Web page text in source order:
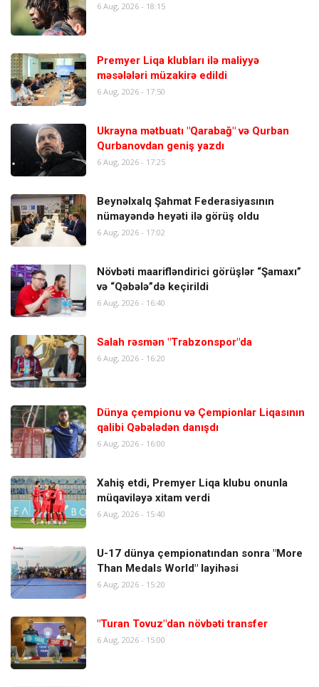
6 Aug, 2026 - 18:15
Premyer Liqa klubları ilə maliyyə
məsələləri müzakirə edildi
6 Aug, 2026 - 17:50
Ukrayna mətbuatı "Qarabağ" və Qurban
Qurbanovdan geniş yazdı
6 Aug, 2026 - 17:25
Beynəlxalq Şahmat Federasiyasının
nümayəndə heyəti ilə görüş oldu
6 Aug, 2026 - 17:02
Növbəti maarifləndirici görüşlər “Şamaxı”
və “Qəbələ”də keçirildi
6 Aug, 2026 - 16:40
Salah rəsmən "Trabzonspor"da
6 Aug, 2026 - 16:20
Dünya çempionu və Çempionlar Liqasının
qalibi Qəbələdən danışdı
6 Aug, 2026 - 16:00
Xahiş etdi, Premyer Liqa klubu onunla
müqaviləyə xitam verdi
6 Aug, 2026 - 15:40
U-17 dünya çempionatından sonra "More
Than Medals World" layihəsi
6 Aug, 2026 - 15:20
"Turan Tovuz"dan növbəti transfer
6 Aug, 2026 - 15:00